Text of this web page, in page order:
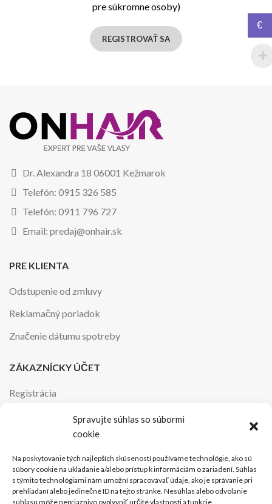
Spravujte súhlas so súbormi
cookie
Na poskytovanie tých najlepších skúseností používame technológie, ako sú
súbory cookie na ukladanie a/alebo prístup k informáciám o zariadení. Súhlas
s týmito technológiami nám umožní spracovávať údaje, ako je správanie pri
prehliadaní alebo jedinečné ID na tejto stránke. Nesúhlas alebo odvolanie
súhlasu môže nepriaznivo ovplyvniť určité vlastnosti a funkcie.
pre súkromne osoby)
REGISTROVAŤ SA
Dr. Alexandra 18 06001 Kežmarok
Telefón: 0915 326 585
Telefón: 0911 796 727
Email: predaj@onhair.sk
PRE KLIENTA
Odstupenie od zmluvy
Reklamačný poriadok
Značenie dátumu spotreby
ZÁKAZNÍCKY ÚČET
Registrácia
Obchodné podmienky
Ochrana osobných údajov
INFORMÁCIE
Kontakt
€